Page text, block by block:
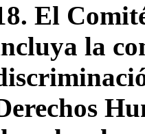
El
la